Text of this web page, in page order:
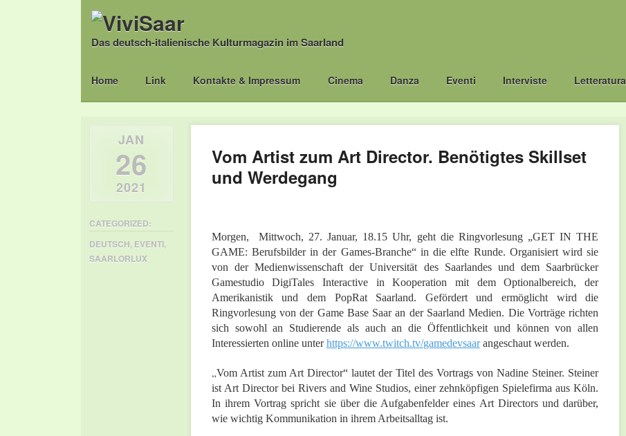
Das deutsch-italienische Kulturmagazin im Saarland
Main menu
Skip
Home Link Kontakte & Impressum Cinema Danza Eventi Interviste Letteratura
Vom Artist zum Art Director. Benötigtes Skillset
und Werdegang
Morgen, Mittwoch, 27. Januar, 18.15 Uhr, geht die Ringvorlesung „GET IN THE
GAME: Berufsbilder in der Games-Branche“ in die elfte Runde. Organisiert wird sie
von der Medienwissenschaft der Universität des Saarlandes und dem Saarbrücker
Gamestudio DigiTales Interactive in Kooperation mit dem Optionalbereich, der
Amerikanistik und dem PopRat Saarland. Gefördert und ermöglicht wird die
Ringvorlesung von der Game Base Saar an der Saarland Medien. Die Vorträge richten
sich sowohl an Studierende als auch an die Öffentlichkeit und können von allen
Interessierten online unterhttps://www.twitch.tv/gamedevsaarangeschaut werden.
„Vom Artist zum Art Director“ lautet der Titel des Vortrags von Nadine Steiner. Steiner
ist Art Director bei Rivers and Wine Studios, einer zehnköpfigen Spielefirma aus Köln.
In ihrem Vortrag spricht sie über die Aufgabenfelder eines Art Directors und darüber,
wie wichtig Kommunikation in ihrem Arbeitsalltag ist.
JAN
26
2021
CATEGORIZED:
DEUTSCH, EVENTI,
SAARLORLUX